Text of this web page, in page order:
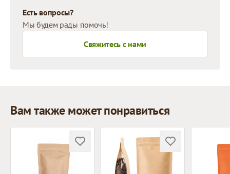
Есть вопросы?
Мы будем рады помочь!
Свяжитесь с нами
Вам также может понравиться